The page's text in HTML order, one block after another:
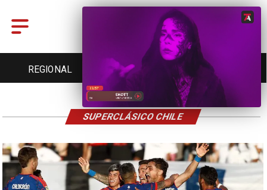
REGIONAL ENTRETENCIÓN DEPORTES
SUPERCLÁSICO CHILE